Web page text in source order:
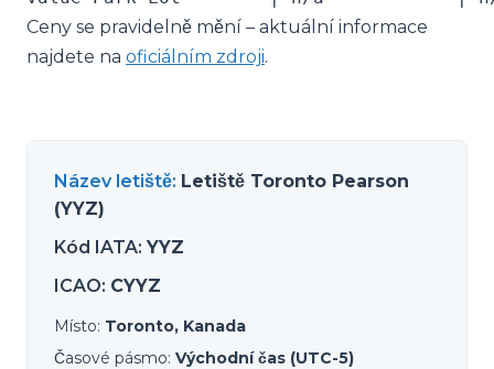
Ceny se pravidelně mění – aktuální informace
najdete na oficiálním zdroji.
Název letiště: Letiště Toronto Pearson
(YYZ)
Kód IATA: YYZ
ICAO: CYYZ
Místo: Toronto, Kanada
Časové pásmo: Východní čas (UTC-5)